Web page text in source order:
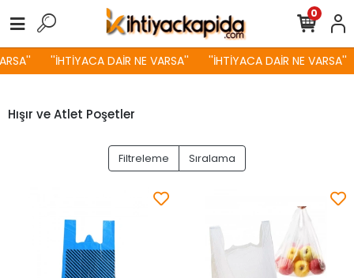
''İHTİYACA DAİR NE VARSA'' ''İHTİYACA DAİR NE VARSA''
0
Hışır ve Atlet Poşetler
Filtreleme Sıralama